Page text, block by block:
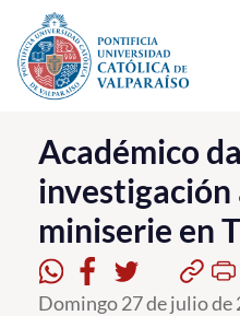
Click acá para ir directamente al
La Universidad
Investigación, Creación e
PUCV Internacional
Vinculación con el Medio
Académico
investigación
miniserie en
Domingo 27 de julio de